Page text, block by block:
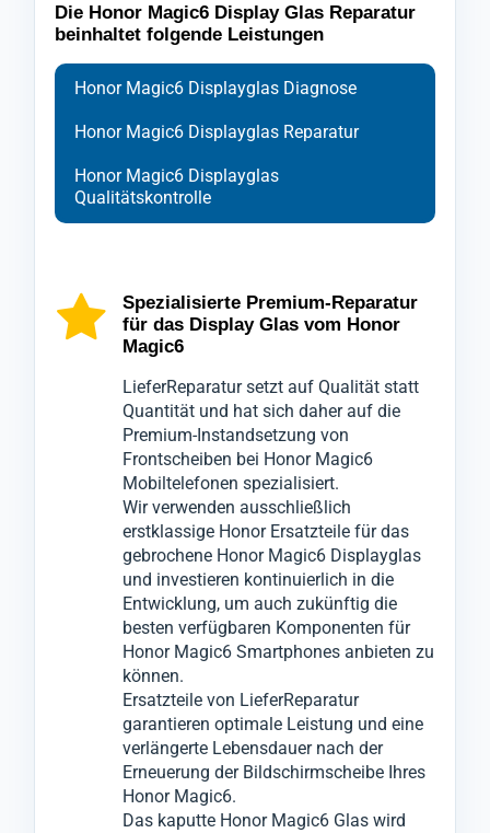
Die Honor Magic6 Display Glas Reparatur
beinhaltet folgende Leistungen
Honor Magic6 Displayglas Diagnose
Honor Magic6 Displayglas Reparatur
Honor Magic6 Displayglas
Qualitätskontrolle
fortschrittliche Technologien, um die genaue
Ursache der Beschädigungen am
Displayglas zu ermitteln.
Wir wissen, wie unverzichtbar Ihr mobiles
Gerät Honor Magic6 für Sie ist, daher
garantieren wir eine schnelle und präzise
Serviceleistung, ohne bei der Qualität
Kompromisse einzugehen.
Sollten die Probleme nicht ausschließlich
auf das Honor Magic6 Bildschirmglas
beschränkt sein, informieren wir Sie
umgehend und werden nach Ihrer
Zustimmung notwendige Reparaturen,
Wechsel oder Tausch an anderen
Komponenten vornehmen.
und ausschließlich mit spezialisierten
Werkzeugen geöffnet, um den
bestmöglichen Schutz, während wir die
Honor Magic6 Displayscheibe wechseln, zu
gewährleisten.
Es handelt sich hierbei um eine Reparatur
des Displayglases.
Dabei wird das beschädigte Bildschirmglas
Ihres Geräts Honor Magic6 entfernt und
durch ein hochwertiges, neues Ersatzglas
getauscht, um die Optik und Funktionalität
Ihres Mobilgeräts wiederherzustellen.
Diese Premiumgläser wurden von uns auf
Qualität und Leistung an vielen Honor
Magic6 Geräten empirisch getestet.
Für den Glas-Austausch wenden wir ein
innovatives Verfahren an, bei dem wir das
zerbrochene Glas vom Honor Magic6
abschließende Kontrolle durch unsere
Qualitätsabteilung, die die neue Scheibe
Ihres Honor Magic6 nochmals gründlich
überprüft.
Erst wenn alle zusammenhängenden
Funktionstests bestanden sind, wird Ihr
Honor Magic6 für den Versand zu Ihnen
freigegeben.
Dieser Prozess minimiert ärgerliche
Reklamationen, die sonst zu weiteren
Ausfallzeiten führen könnten.
Spezialisierte Premium-Reparatur
für das Display Glas vom Honor
Magic6
LieferReparatur setzt auf Qualität statt
Quantität und hat sich daher auf die
Premium-Instandsetzung von
Frontscheiben bei Honor Magic6
Mobiltelefonen spezialisiert.
Wir verwenden ausschließlich
erstklassige Honor Ersatzteile für das
gebrochene Honor Magic6 Displayglas
und investieren kontinuierlich in die
Entwicklung, um auch zukünftig die
besten verfügbaren Komponenten für
Honor Magic6 Smartphones anbieten zu
können.
Ersatzteile von LieferReparatur
garantieren optimale Leistung und eine
verlängerte Lebensdauer nach der
Erneuerung der Bildschirmscheibe Ihres
Honor Magic6.
Das kaputte Honor Magic6 Glas wird